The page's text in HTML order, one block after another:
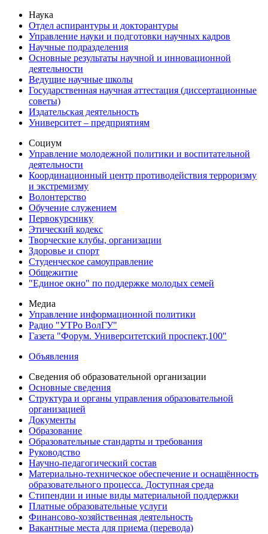
Наука
Отдел аспирантуры и докторантуры
Управление науки и подготовки научных кадров
Научные подразделения
Основные результаты научной и инновационной
деятельности
Ведущие научные школы
Государственная научная аттестация (диссертационные
советы)
Издательская деятельность
Университет – предприятиям
Социум
Управление молодежной политики и воспитательной
деятельности
Координационный центр противодействия терроризму
и экстремизму
Волонтерство
Обучение служением
Первокурснику
Этический кодекс
Творческие клубы, организации
Здоровье и спорт
Студенческое самоуправление
Общежитие
"Единое окно" по поддержке молодых семей
Медиа
Управление информационной политики
Радио "УТРо ВолГУ"
Газета "Форум. Университетский проспект,100"
Объявления
Сведения об образовательной организации
Основные сведения
Структура и органы управления образовательной
организацией
Документы
Образование
Образовательные стандарты и требования
Руководство
Научно-педагогический состав
Материально-техническое обеспечение и оснащённость
образовательного процесса. Доступная среда
Стипендии и иные виды материальной поддержки
Платные образовательные услуги
Финансово-хозяйственная деятельность
Вакантные места для приема (перевода)